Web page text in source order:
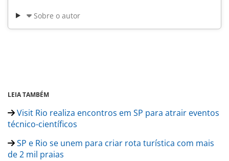
Sobre o autor
LEIA TAMBÉM
Visit Rio realiza encontros em SP para atrair eventos
técnico-científicos
SP e Rio se unem para criar rota turística com mais
de 2 mil praias